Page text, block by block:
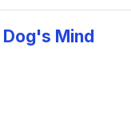
Dog's Mind